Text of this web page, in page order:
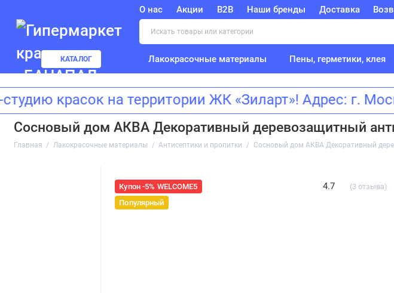
О нас Акции B2B Наши бренды Доставка
КАТАЛОГ Лакокрасочные материалы Пены, герметики, клея
красок на территории ЖК «Зиларт»! Адрес: г.
Сосновый дом АКВА Декоративный деревозащитный
Главная Лакокрасочные материалы Антисептики и пропитки Сосновый дом АКВА Декоративный
Купон -5% WELCOME5
Популярный
4.7 (3 отзыва)